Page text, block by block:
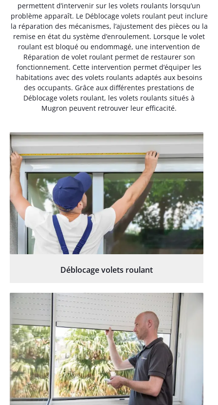
permettent d’intervenir sur les volets roulants lorsqu’un
problème apparaît. Le Déblocage volets roulant peut inclure
la réparation des mécanismes, l’ajustement des pièces ou la
remise en état du système d’enroulement. Lorsque le volet
roulant est bloqué ou endommagé, une intervention de
Réparation de volet roulant permet de restaurer son
fonctionnement. Cette intervention permet d’équiper les
habitations avec des volets roulants adaptés aux besoins
des occupants. Grâce aux différentes prestations de
Déblocage volets roulant, les volets roulants situés à
Mugron peuvent retrouver leur efficacité.
Déblocage volets roulant